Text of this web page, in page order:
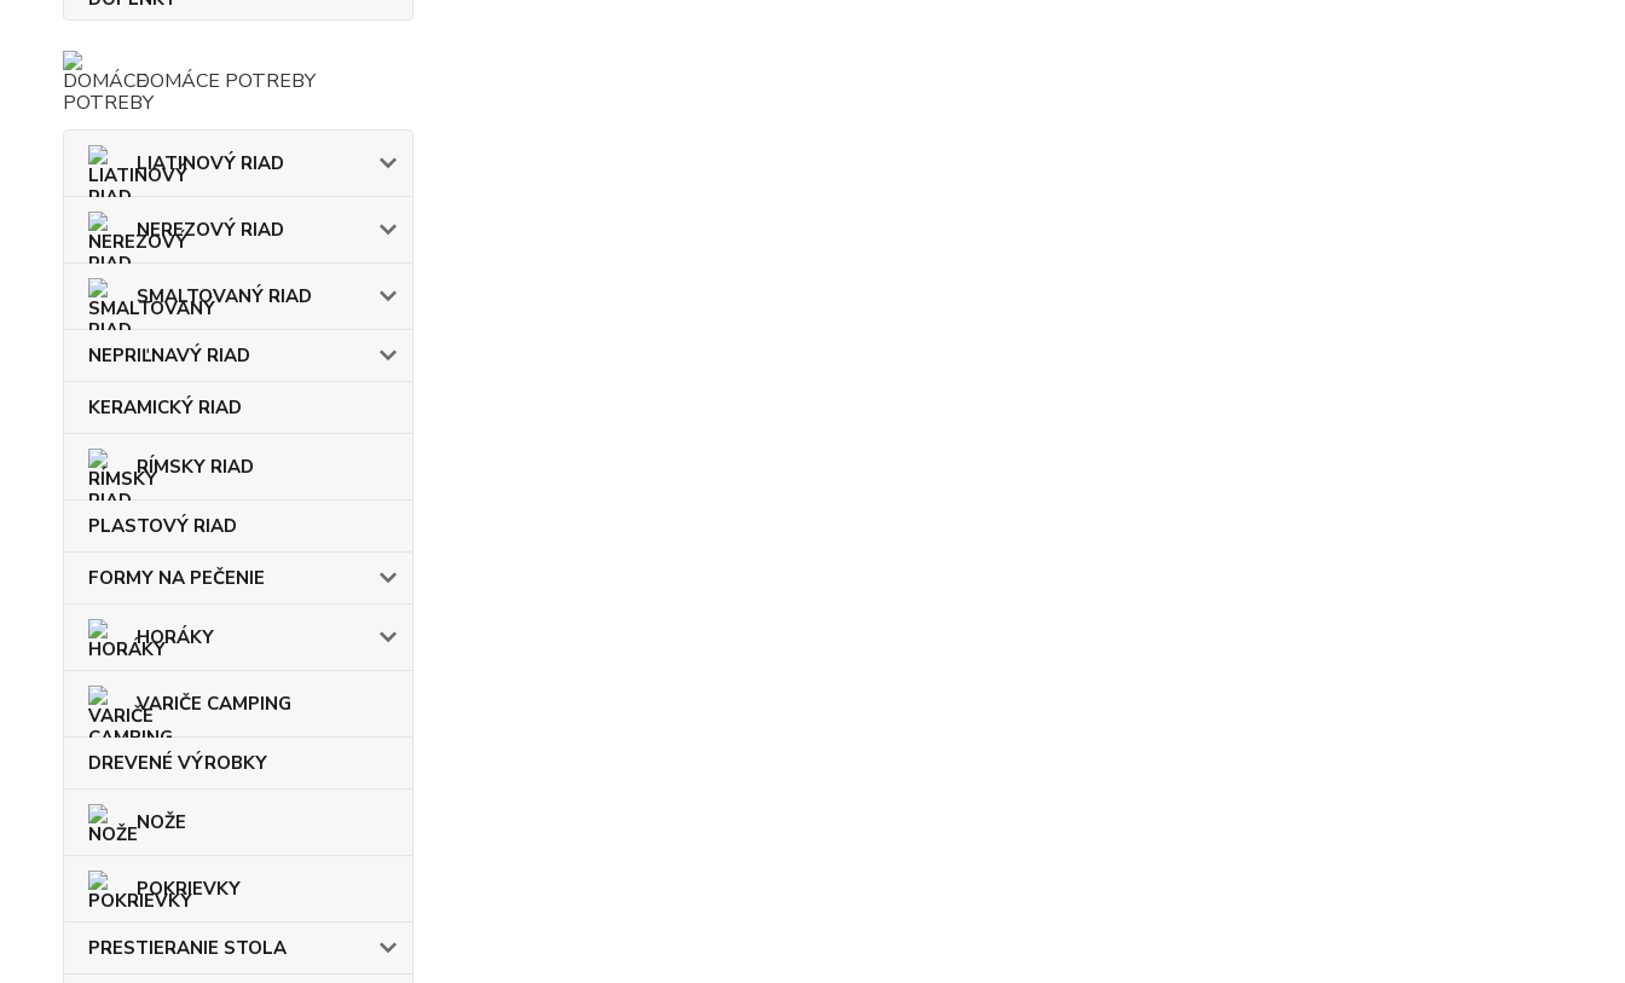
DOMÁCE POTREBY
LIATINOVÝ RIAD
NEREZOVÝ RIAD
SMALTOVANÝ RIAD
NEPRIĽNAVÝ RIAD
KERAMICKÝ RIAD
RÍMSKY RIAD
PLASTOVÝ RIAD
FORMY NA PEČENIE
HORÁKY
VARIČE CAMPING
DREVENÉ VÝROBKY
NOŽE
POKRIEVKY
PRESTIERANIE STOLA